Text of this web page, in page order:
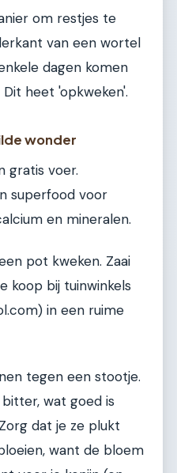
om restjes te
van een wortel
dagen komen
heet 'opkweken'.
wonder
gratis voer.
superfood voor
en mineralen.
pot kweken. Zaai
koop bij tuinwinkels
in een ruime
tegen een stootje.
wat goed is
dat je ze plukt
want de bloem